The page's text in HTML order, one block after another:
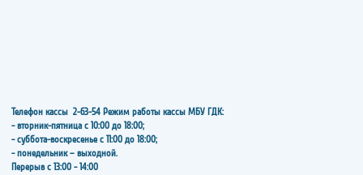
Телефон кассы 2-63-54 Режим работы кассы МБУ ГДК:
- вторник-пятница с 10:00 до 18:00;
- суббота-воскресенье с 11:00 до 18:00;
- понедельник – выходной.
Перерыв с 13:00 - 14:00